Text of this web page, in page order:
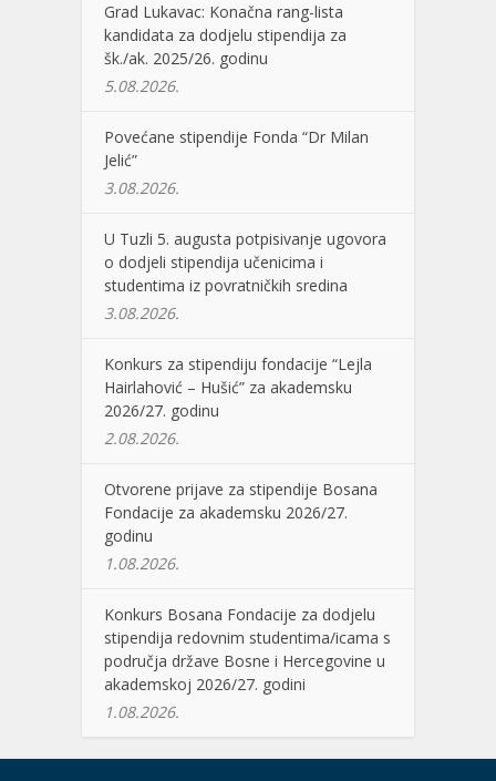
Grad Lukavac: Konačna rang-lista
kandidata za dodjelu stipendija za
šk./ak. 2025/26. godinu
5.08.2026.
Povećane stipendije Fonda “Dr Milan
Jelić”
3.08.2026.
U Tuzli 5. augusta potpisivanje ugovora
o dodjeli stipendija učenicima i
studentima iz povratničkih sredina
3.08.2026.
Konkurs za stipendiju fondacije “Lejla
Hairlahović – Hušić” za akademsku
2026/27. godinu
2.08.2026.
Otvorene prijave za stipendije Bosana
Fondacije za akademsku 2026/27.
godinu
1.08.2026.
Konkurs Bosana Fondacije za dodjelu
stipendija redovnim studentima/icama s
područja države Bosne i Hercegovine u
akademskoj 2026/27. godini
1.08.2026.